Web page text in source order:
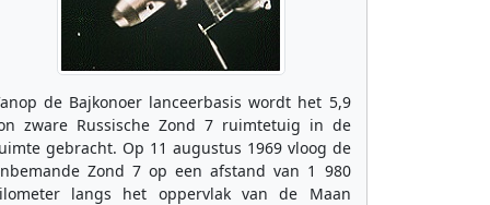
de Bajkonoer lanceerbasis wordt het 5,9
zware Russische Zond 7 ruimtetuig in de
gebracht. Op 11 augustus 1969 vloog de
Zond 7 op een afstand van 1 980
langs het oppervlak van de Maan